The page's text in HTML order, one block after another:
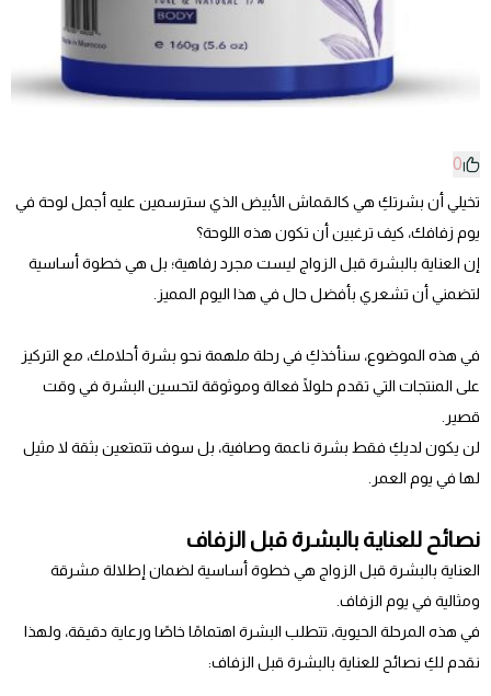
0
تخيلي أن بشرتكِ هي كالقماش الأبيض الذي سترسمين عليه أجمل لوحة في
يوم زفافك، كيف ترغبين أن تكون هذه اللوحة؟
إن العناية بالبشرة قبل الزواج ليست مجرد رفاهية؛ بل هي خطوة أساسية
لتضمني أن تشعري بأفضل حال في هذا اليوم المميز.
في هذه الموضوع، سنأخذكِ في رحلة ملهمة نحو بشرة أحلامك، مع التركيز
على المنتجات التي تقدم حلولًا فعالة وموثوقة لتحسين البشرة في وقت
قصير.
لن يكون لديكِ فقط بشرة ناعمة وصافية، بل سوف تتمتعين بثقة لا مثيل
لها في يوم العمر.
نصائح للعناية بالبشرة قبل الزفاف
العناية بالبشرة قبل الزواج هي خطوة أساسية لضمان إطلالة مشرقة
ومثالية في يوم الزفاف.
في هذه المرحلة الحيوية، تتطلب البشرة اهتمامًا خاصًا ورعاية دقيقة، ولهذا
نقدم لكِ نصائح للعناية بالبشرة قبل الزفاف: